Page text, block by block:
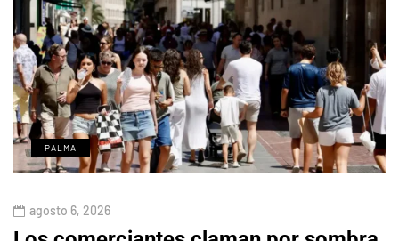
PALMA
agosto 6, 2026